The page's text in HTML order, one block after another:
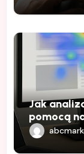
Jak
pomocą